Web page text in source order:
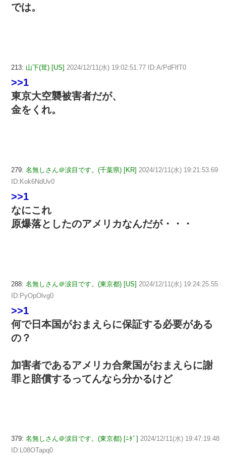
では。
213: 山下(茸) [US] 2024/12/11(水) 19:02:51.77 ID:A/PdFlfT0
>>1
東京大空襲被害者だが、
金をくれ。
279: 名無しさん＠涙目です。(千葉県) [KR] 2024/12/11(水) 19:21:53.69
ID:Kok6NdUv0
>>1
なにこれ
原爆落としたのアメリカなんだが・・・
288: 名無しさん＠涙目です。(東京都) [US] 2024/12/11(水) 19:24:25.55
ID:PyOpOlvg0
>>1
何で日本国がおまえらに保証する必要がある
の？
加害者であるアメリカ合衆国がおまえらに謝
罪と賠償するってんなら分かるけど
379: 名無しさん＠涙目です。(東京都) [ﾆﾀﾞ] 2024/12/11(水) 19:47:19.48
ID:L08OTapq0